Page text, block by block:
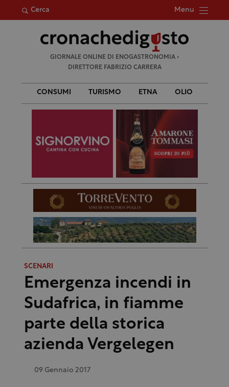
Cerca Menu
per:
GIORNALE ONLINE DI ENOGASTRONOMIA •
DIRETTORE FABRIZIO CARRERA
CONSUMI TURISMO ETNA OLIO
SCENARI
Emergenza incendi in
Sudafrica, in fiamme
parte della storica
azienda Vergelegen
09 Gennaio 2017